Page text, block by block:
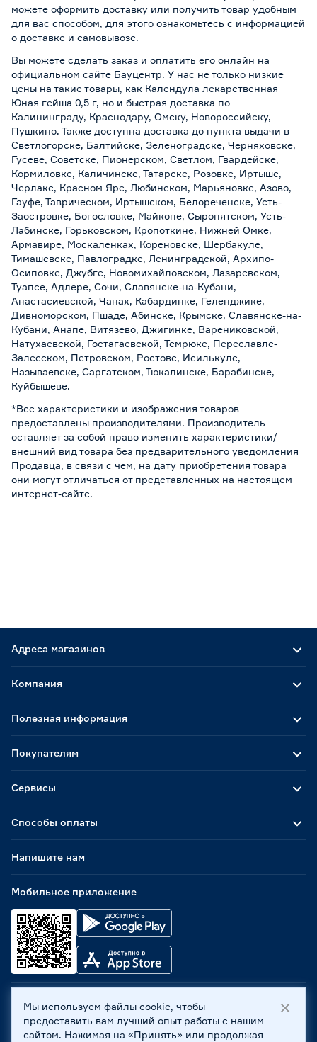
можете оформить доставку или получить товар удобным
для вас способом, для этого ознакомьтесь с информацией
о доставке и самовывозе.
Вы можете сделать заказ и оплатить его онлайн на
официальном сайте Бауцентр. У нас не только низкие
цены на такие товары, как Календула лекарственная
Юная гейша 0,5 г, но и быстрая доставка по
Калининграду, Краснодару, Омску, Новороссийску,
Пушкино. Также доступна доставка до пункта выдачи в
Светлогорске, Балтийске, Зеленоградске, Черняховске,
Гусеве, Советске, Пионерском, Светлом, Гвардейске,
Кормиловке, Каличинске, Татарске, Розовке, Иртыше,
Черлаке, Красном Яре, Любинском, Марьяновке, Азово,
Гауфе, Таврическом, Иртышском, Белореченске, Усть-
Заостровке, Богословке, Майкопе, Сыропятском, Усть-
Лабинске, Горьковском, Кропоткине, Нижней Омке,
Армавире, Москаленках, Кореновске, Шербакуле,
Тимашевске, Павлоградке, Ленинградской, Архипо-
Осиповке, Джубге, Новомихайловском, Лазаревском,
Туапсе, Адлере, Сочи, Славянске-на-Кубани,
Анастасиевской, Чанах, Кабардинке, Геленджике,
Дивноморском, Пшаде, Абинске, Крымске, Славянске-на-
Кубани, Анапе, Витязево, Джигинке, Варениковской,
Натухаевской, Гостагаевской, Темрюке, Переславле-
Залесском, Петровском, Ростове, Исилькуле,
Называевске, Саргатском, Тюкалинске, Барабинске,
Куйбышеве.
*Все характеристики и изображения товаров
предоставлены производителями. Производитель
оставляет за собой право изменить характеристики/
внешний вид товара без предварительного уведомления
Продавца, в связи с чем, на дату приобретения товара
они могут отличаться от представленных на настоящем
интернет-сайте.
Адреса магазинов
Способы оплаты
Мобильное приложение
Компания
Полезная информация
Покупателям
Сервисы
Напишите нам
ООО «Бауцентр Рус» 2004 -2026, 236029, г. Калининград,
ул. А.Невского, 205. ИНН 7702596813, КПП 390601001 ©
Все права защищены
Мы используем файлы cookie, чтобы
предоставить вам лучший опыт работы с нашим
сайтом. Нажимая на «Принять» или продолжая